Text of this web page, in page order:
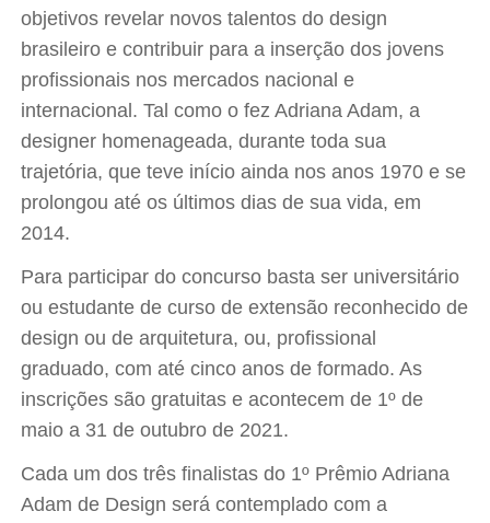
objetivos revelar novos talentos do design
brasileiro e contribuir para a inserção dos jovens
profissionais nos mercados nacional e
internacional. Tal como o fez Adriana Adam, a
designer homenageada, durante toda sua
trajetória, que teve início ainda nos anos 1970 e se
prolongou até os últimos dias de sua vida, em
2014.
Para participar do concurso basta ser universitário
ou estudante de curso de extensão reconhecido de
design ou de arquitetura, ou, profissional
graduado, com até cinco anos de formado. As
inscrições são gratuitas e acontecem de 1º de
maio a 31 de outubro de 2021.
Cada um dos três finalistas do 1º Prêmio Adriana
Adam de Design será contemplado com a